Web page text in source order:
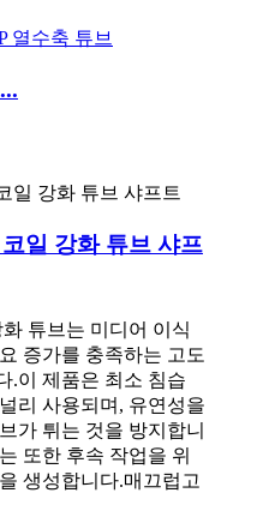
일 강화 튜브 샤프
튜브는 미디어 이식
증가를 충족하는 고도
.이 제품은 최소 침습
리 사용되며, 유연성을
가 튀는 것을 방지합니
또한 후속 작업을 위
생성합니다.매끄럽고